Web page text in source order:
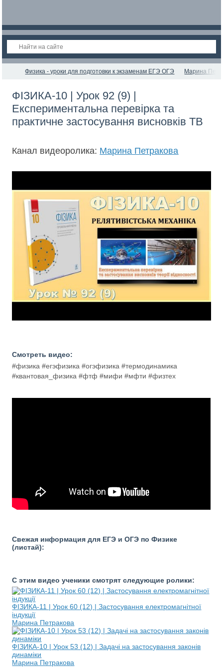
Физика - уроки для подготовки к экзаменам ЕГЭ ОГЭ Марина
ФІЗИКА-10 | Урок 92 (9) |
Експериментальна перевірка та
практичне застосування висновків ТВ
Канал видеоролика: Марина Петракова
Смотреть видео:
#физика #егэфизика #огэфизика #термодинамика
#квантовая_физика #фтф #мифи #мфти #физтех
Свежая информация для ЕГЭ и ОГЭ по Физике
(листай):
С этим видео ученики смотрят следующие ролики:
ФІЗИКА-11 | Урок 60 (12) | Застосування електромагнітної
індукції
Марина Петракова
ФІЗИКА-10 | Урок 53 (12) | Задачі на застосування законів
динаміки
Марина Петракова